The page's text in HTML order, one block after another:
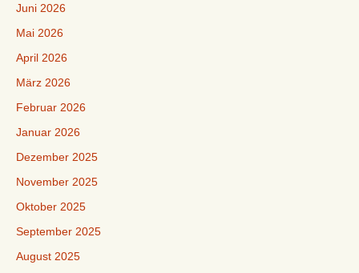
Juni 2026
Mai 2026
April 2026
März 2026
Februar 2026
Januar 2026
Dezember 2025
November 2025
Oktober 2025
September 2025
August 2025